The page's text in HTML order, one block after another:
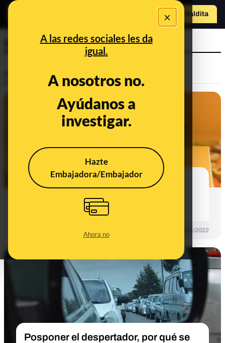
×
A las redes sociales les da
igual.
A nosotros no.
Ayúdanos a
investigar.
Hazte
Embajadora/Embajador
Ahora no
Hazte Maldita
despertador
Por qué no es recomendable
12/09/2022
Posponer el despertador, por qué se